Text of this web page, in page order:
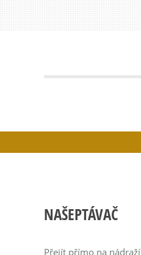
NAŠEPTÁVAČ
Přejít přímo na nádraží